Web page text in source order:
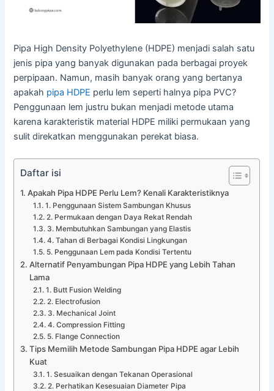
Pipa High Density Polyethylene (HDPE) menjadi salah satu
jenis pipa yang banyak digunakan pada berbagai proyek
perpipaan. Namun, masih banyak orang yang bertanya
apakah pipa HDPE perlu lem seperti halnya pipa PVC?
Penggunaan lem justru bukan menjadi metode utama
karena karakteristik material HDPE miliki permukaan yang
sulit direkatkan menggunakan perekat biasa.
Daftar isi
Apakah Pipa HDPE Perlu Lem? Kenali Karakteristiknya
1. Penggunaan Sistem Sambungan Khusus
2. Permukaan dengan Daya Rekat Rendah
3. Membutuhkan Sambungan yang Elastis
4. Tahan di Berbagai Kondisi Lingkungan
5. Penggunaan Lem pada Kondisi Tertentu
Alternatif Penyambungan Pipa HDPE yang Lebih Tahan
Lama
1. Butt Fusion Welding
2. Electrofusion
3. Mechanical Joint
4. Compression Fitting
5. Flange Connection
Tips Memilih Metode Sambungan Pipa HDPE agar Lebih
Kuat
1. Sesuaikan dengan Tekanan Operasional
2. Perhatikan Kesesuaian Diameter Pipa